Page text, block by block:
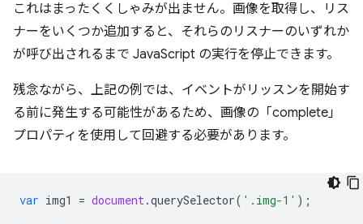
これはまったくくしゃみが出ません。画像を取得し、リス
ナーをいくつか追加すると、それらのリスナーのいずれか
が呼び出されるまで JavaScript の実行を停止できます。
残念ながら、上記の例では、イベントがリッスンを開始す
る前に発生する可能性があるため、画像の「complete」
プロパティを使用して回避する必要があります。
var img1 = document.querySelector( '.img-1' );